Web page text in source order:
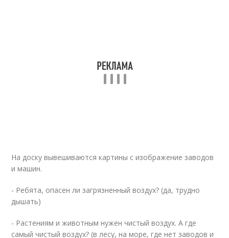
На доску вывешиваются картины с изображение заводов
и машин.
- Ребята, опасен ли загрязненный воздух? (да, трудно
дышать)
- Растениям и животным нужен чистый воздух. А где
самый чистый воздух? (в лесу, на море, где нет заводов и